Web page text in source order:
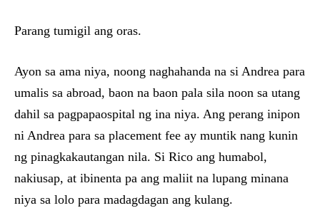
Parang tumigil ang oras.
Ayon sa ama niya, noong naghahanda na si Andrea para
umalis sa abroad, baon na baon pala sila noon sa utang
dahil sa pagpapaospital ng ina niya. Ang perang inipon
ni Andrea para sa placement fee ay muntik nang kunin
ng pinagkakautangan nila. Si Rico ang humabol,
nakiusap, at ibinenta pa ang maliit na lupang minana
niya sa lolo para madagdagan ang kulang.